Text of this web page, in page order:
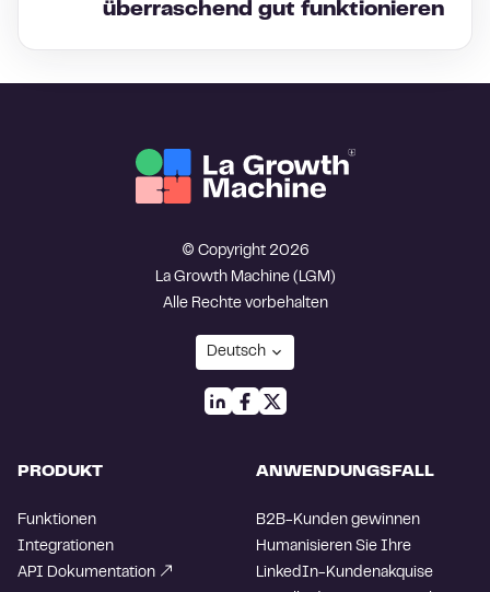
überraschend gut funktionieren
© Copyright 2026
La Growth Machine (LGM)
Alle Rechte vorbehalten
PRODUKT
Funktionen
Integrationen
API Dokumentation
ANWENDUNGSFALL
B2B-Kunden gewinnen
Humanisieren Sie Ihre
LinkedIn-Kundenakquise